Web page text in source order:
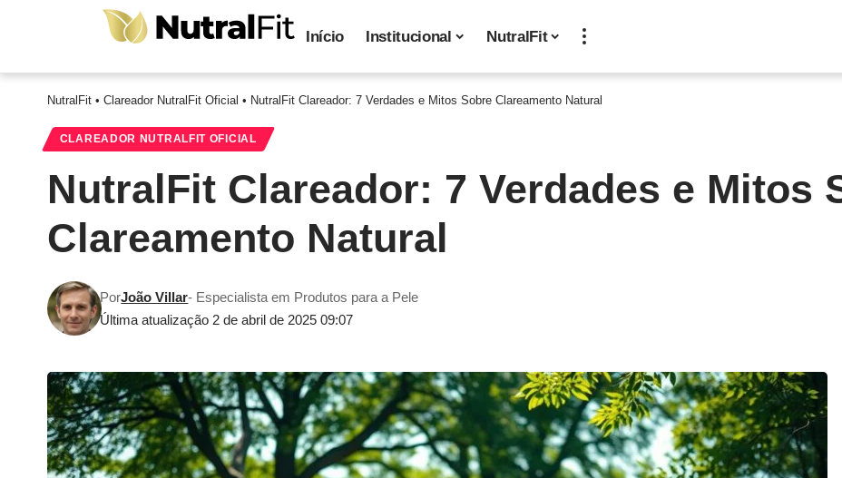
Início Institucional NutralFit
NutralFit • Clareador NutralFit Oficial • NutralFit Clareador: 7 Verdades e Mitos Sobre Clareamento Natural
CLAREADOR NUTRALFIT OFICIAL
NutralFit Clareador: 7 Verdades e Mitos
Clareamento Natural
Última atualização 2 de abril de 2025 09:07
PorJoão Villar- Especialista em Produtos para a Pele